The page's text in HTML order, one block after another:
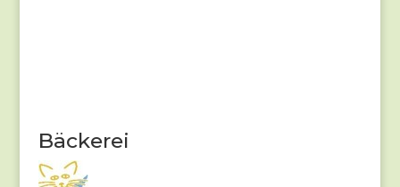
Bäckerei